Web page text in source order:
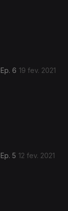
Ep. 6 19 fev. 2021
Ep. 5 12 fev. 2021